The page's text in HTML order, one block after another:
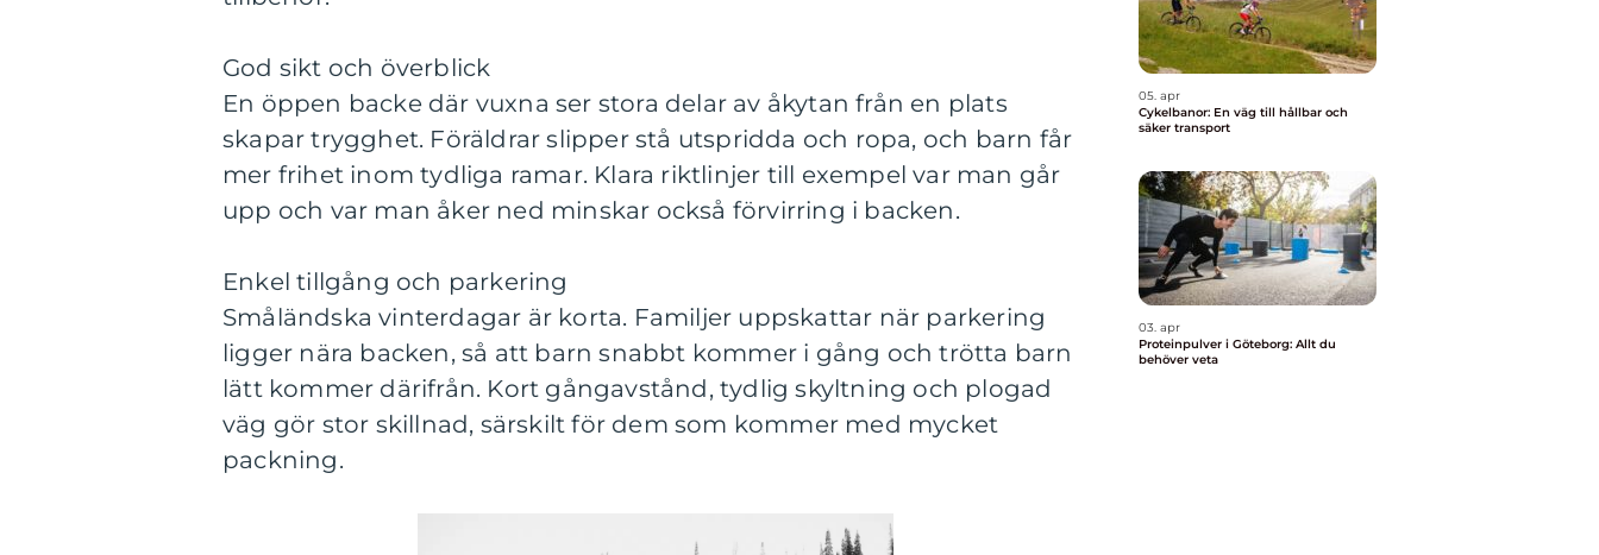
God sikt och överblick
En öppen backe där vuxna ser stora delar av åkytan från en plats
skapar trygghet. Föräldrar slipper stå utspridda och ropa, och barn får
mer frihet inom tydliga ramar. Klara riktlinjer till exempel var man går
upp och var man åker ned minskar också förvirring i backen.
Enkel tillgång och parkering
Småländska vinterdagar är korta. Familjer uppskattar när parkering
ligger nära backen, så att barn snabbt kommer i gång och trötta barn
lätt kommer därifrån. Kort gångavstånd, tydlig skyltning och plogad
väg gör stor skillnad, särskilt för dem som kommer med mycket
packning.
05. apr
Cykelbanor: En väg till hållbar och
säker transport
03. apr
Proteinpulver i Göteborg: Allt du
behöver veta